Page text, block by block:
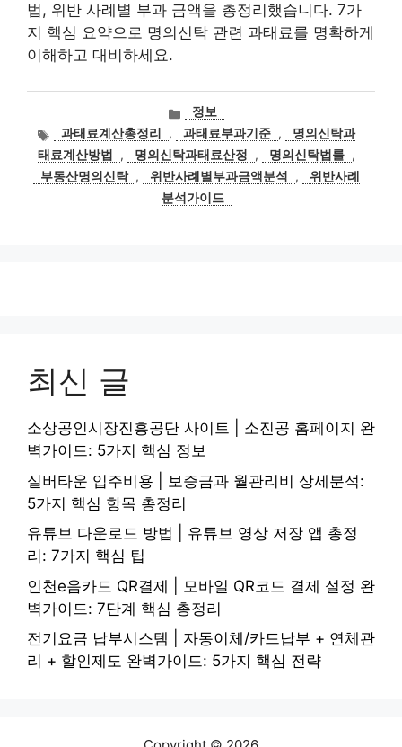
법, 위반 사례별 부과 금액을 총정리했습니다. 7가
지 핵심 요약으로 명의신탁 관련 과태료를 명확하게
이해하고 대비하세요.
카
테
고
리
정보
태
그
과태료계산총정리 , 과태료부과기준 ,
명의신탁과
태료계산방법
, 명의신탁과태료산정 , 명의신탁법률 ,
부동산명의신탁 , 위반사례별부과금액분석 ,
위반사례
분석가이드
최신 글
소상공인시장진흥공단 사이트 | 소진공 홈페이지 완
벽가이드: 5가지 핵심 정보
실버타운 입주비용 | 보증금과 월관리비 상세분석:
5가지 핵심 항목 총정리
유튜브 다운로드 방법 | 유튜브 영상 저장 앱 총정
리: 7가지 핵심 팁
인천e음카드 QR결제 | 모바일 QR코드 결제 설정 완
벽가이드: 7단계 핵심 총정리
전기요금 납부시스템 | 자동이체/카드납부 + 연체관
리 + 할인제도 완벽가이드: 5가지 핵심 전략